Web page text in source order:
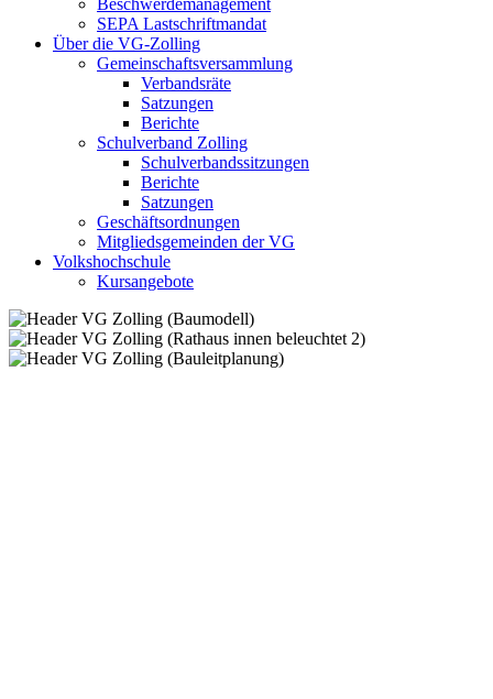
Beschwerdemanagement
SEPA Lastschriftmandat
Über die VG-Zolling
Gemeinschaftsversammlung
Verbandsräte
Satzungen
Berichte
Schulverband Zolling
Schulverbandssitzungen
Berichte
Satzungen
Geschäftsordnungen
Mitgliedsgemeinden der VG
Volkshochschule
Kursangebote